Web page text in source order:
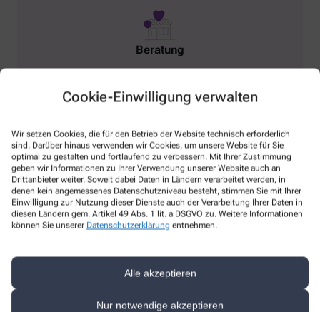
Cookie-Einwilligung verwalten
Wir setzen Cookies, die für den Betrieb der Website technisch erforderlich
sind. Darüber hinaus verwenden wir Cookies, um unsere Website für Sie
optimal zu gestalten und fortlaufend zu verbessern. Mit Ihrer Zustimmung
geben wir Informationen zu Ihrer Verwendung unserer Website auch an
Drittanbieter weiter. Soweit dabei Daten in Ländern verarbeitet werden, in
denen kein angemessenes Datenschutzniveau besteht, stimmen Sie mit Ihrer
Einwilligung zur Nutzung dieser Dienste auch der Verarbeitung Ihrer Daten in
diesen Ländern gem. Artikel 49 Abs. 1 lit. a DSGVO zu. Weitere Informationen
können Sie unserer Datenschutzerklärung entnehmen.
Alle akzeptieren
Nur notwendige akzeptieren
Beratung
Asthma
Anmessen
Kompressionsstrümpfe
Alle Leistungen